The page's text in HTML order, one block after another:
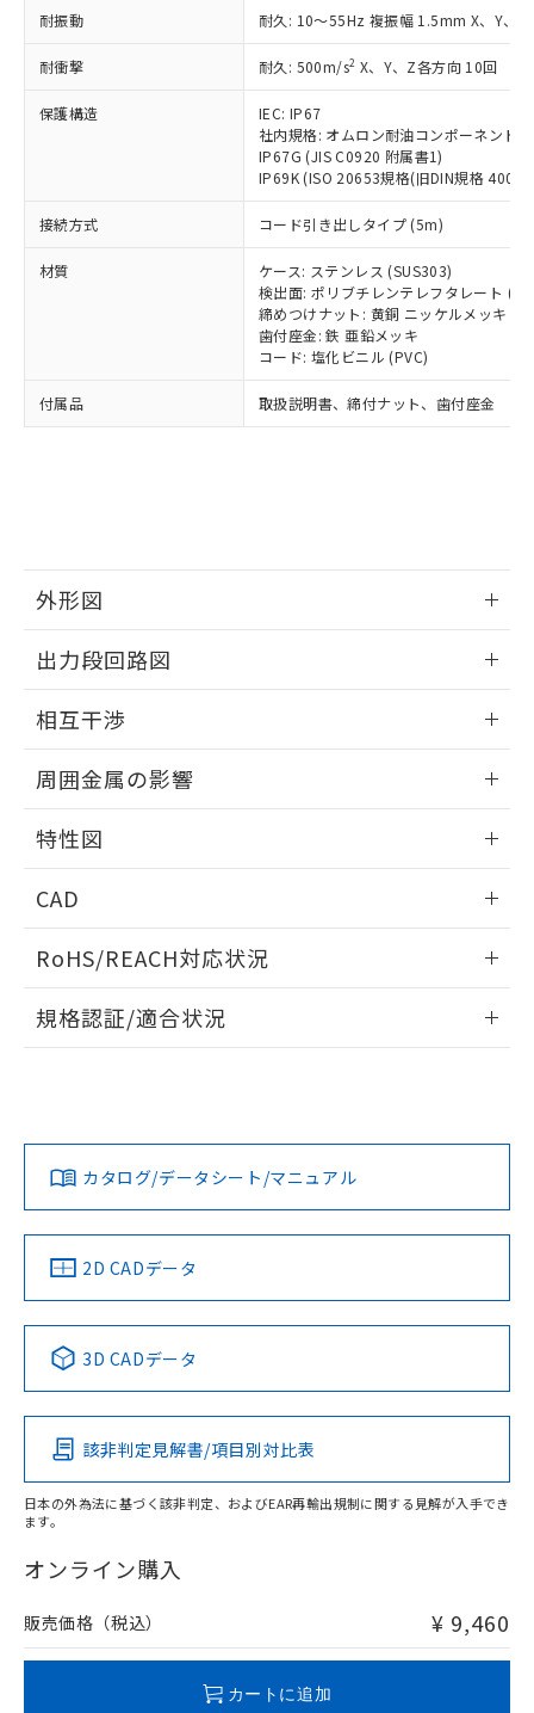
耐振動 耐久: 10～55Hz 複振幅 1.5mm X、Y、Z
耐衝撃 耐久: 500m/s2 X、Y、Z各方向 10回
保護構造
IEC: IP67
社内規格: オムロン耐油コンポーネント
IP67G (JIS C0920 附属書1)
IP69K (ISO 20653規格(旧DIN規格
接続方式 コード引き出しタイプ (5m)
材質
ケース: ステンレス (SUS303)
検出面: ポリブチレンテレフタレート
締めつけナット: 黄銅 ニッケルメッキ
歯付座金: 鉄 亜鉛メッキ
コード: 塩化ビニル (PVC)
付属品 取扱説明書、締付ナット、歯付座金
外形図
外形図
出力段回路図
出力段回路図
タイムチャート
相互干渉
相互干渉
A: 20mm以上、B: 15mm以上
周囲金属の影響
周囲金属の影響
上、n: 12mm以上
特性図
検出物体の大きさと材質による影響
検出領域
CAD
ドすることができます。
ログイン/会員登録
ダウンロードデータをご利用いただく前に、以下を必ずお読
みください。
ソフトウェアの使用条件
RoHS/REACH対応状況
EU RoHS 注意事項・凡例
対応済み
中国 RoHS 注意事項・凡例
Pb Hg Cd Cr(VI)
O
在庫等で未対応品が混在する可能性があります。
問い合わせください。
規格認証/適合状況
LR型式承認
（イギリス
船舶規格）
DNV型式承認
（ノルウェー
BV型式承認
（フランス
KR型式
（韓国
No No No No
この製品の規格認証/適合状況ページへ
その他の認証はこちらのページからご検索ください
カタログ/データシート/マニュアル
2D CADデータ
3D CADデータ
該非判定見解書/項目別対比表
日本の外為法に基づく該非判定、およびEAR再輸出規制に関する見解が入手でき
ます。
オンライン購入
販売価格（税込） ¥ 9,460
カートに追加
タに基づき作成されるものであり、閲
覧された時点での実際の在庫および標
準価格とは異なる場合があることをご
了承ください。
正式な納期状況および標準価格はお客
様のお取引先、またはお客様担当のオ
ムロン制御機器販売店・当社販売員に
ご相談ください。
オムロン制御機器販売店や当社販売拠
販売ネットワーク
」をご確認
在庫状況および標準価格結果を当社の
事前の承諾なく第三者に漏洩または開
示しないようお願いします。
マイパーツ機能（部品リスト作成サー
ビス）をご利用いただくには、I-Web
メンバーズにご登録されている必要が
引・商談に必要な範囲で利用すること
※当社の共同利用者とは、"個人情報
の共同利用に関して"
用者の範囲」に記載されている法人を
*EU RoHS指令（10物質）：
鉛(Pb) 1000ppm以下、 水銀(Hg) 1000ppm以下、 カド
ミウム(Cd) 100ppm以下、
六価クロム(Cr(Ⅵ)) 1000ppm以下、ポリ臭化ビフェニル
ル) (DEHP)(別名：DOP) 1000ppm以下、フタル酸ブチ
ルベンジル（BBP） 1000ppm以下、フタル酸ジブチル
（DBP） 1000ppm以下、フタル酸ジイソブチル
但し、RoHS指令で産業用監視および制御機器に対する
フタル酸エステル類の４物質については閾値を超える意
図的な使用がないことを確認しています。
部品在庫の切り替え状況などにより、予定
月が前後することがあります。
とができます。
EU RoHS指令（10物質）の非含有証明書
※本証明書は発行日時点で非含有を証明す
るもので、過去に遡って非含有を証明する
ものではありません。
物質の対応では、対応完了までの期間は出
荷製品に未対応品が混在することから備考
欄に対応日を記載しておりました。
既に当社にて対応品への在庫切替を完了
していることから、特段のことがない限
*中国RoHS10物質の基準値 (GB/T26572)：
Pb(鉛) :1000ppm、 Hg(水銀) : 1000ppm、 Cd(カドミウ
Cr(Ⅵ)(六価クロム) : 1000ppm、 PBBs(ポリ臭化ビフェ
ニル類) : 1000ppm、 PBDEs(ポリ臭化ジフェニルエーテ
ル類) : 1000ppm、
DBP(フタル酸ジブチル) : 1000ppm、 DIBP(フタル酸ジ
イソブチル) : 1000ppm、 BBP(フタル酸ブチルベンジ
DEHP(フタル酸ビス(2-エチルヘキシル)) : 1000ppm
※2 環境保護使用期限
「ｅ」：有害物質（10物質）のすべてが基
準値以下であることを示します。
「10」：通常の使用状況下において有害物
質が外部に漏えいし、環境に深刻な影響を
及ぼさない年数を意味します。
または国外への提供する場合は、日本
国政府の輸出許可(または役務取引許
可)を取得するなどの必要な手続きを
当社は規制貨物を破棄する場合は、完
全に破砕するなど、違法に輸出されな
いよう必要な手段を講じます。
当社は貴社製品を、核兵器、ミサイ
ル、化学兵器、生物兵器またはその他
武器並びにこれらの製造装置等に一切
使用いたしません。
当社は、貴社製品を第三者に販売する
場合は、上記1、2および3の内容を当
該第三者に通知します。また当社は、
販売先および販売に係わる関係者が違
法に輸出するおそれがある場合は、取
り引きをいたしません。
合意する キャンセル
一定数以上の在庫あり
一定数には満たないが在庫あり
在庫なし(最新の在庫状況につ
いては、お客様のお取引先、ま
たはお客様担当のオムロン制御
機器販売店・当社販売員にご確
認ください)
受注生産機種、また在庫状況の
情報を公開していない機種